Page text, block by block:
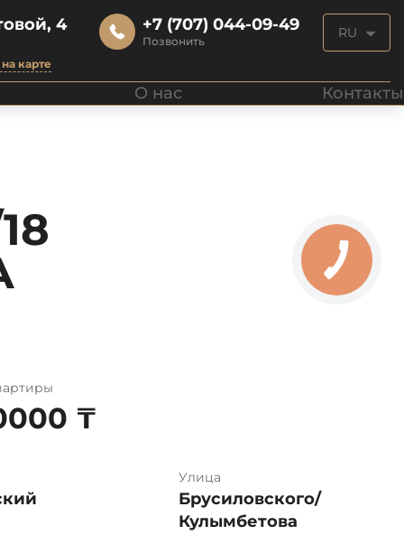
4
карте
+7 (707) 044-09-49
Позвонить
RU
О нас Контакты
₸
Улица
Брусиловского/
Кулымбетова